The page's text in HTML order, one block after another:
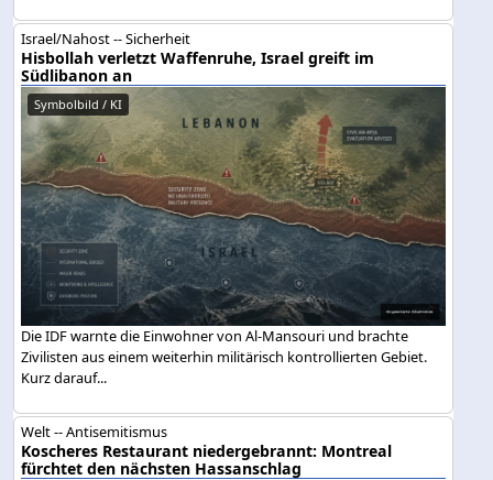
Israel/Nahost -- Sicherheit
Hisbollah verletzt Waffenruhe, Israel greift im
Südlibanon an
Symbolbild / KI
Die IDF warnte die Einwohner von Al-Mansouri und brachte
Zivilisten aus einem weiterhin militärisch kontrollierten Gebiet.
Kurz darauf...
Welt -- Antisemitismus
Koscheres Restaurant niedergebrannt: Montreal
fürchtet den nächsten Hassanschlag